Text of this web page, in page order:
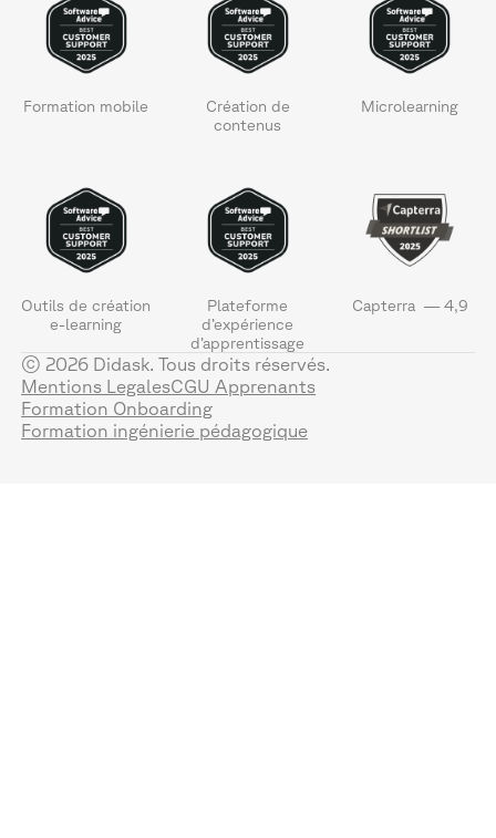
Formation mobile
Création de
contenus
Microlearning
Outils de création
e-learning
Plateforme
d’expérience
d’apprentissage
Capterra — 4,9
© 2026 Didask. Tous droits réservés.
Mentions LegalesCGU Apprenants
Formation Onboarding
Formation ingénierie pédagogique